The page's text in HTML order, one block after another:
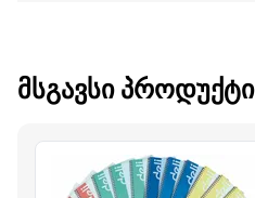
ᲛᲡᲒᲐᲕᲡᲘ ᲞᲠᲝᲓᲣᲥᲢᲘ